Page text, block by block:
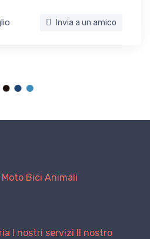
Invia a un amico
Moto Bici Animali
I nostri servizi Il nostro